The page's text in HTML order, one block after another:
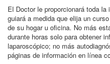
El Doctor le proporcionará toda
guiará a medida que elija un
de su hogar u oficina. No más
durante horas solo para obtener
laparoscópico; no más
páginas de información en línea